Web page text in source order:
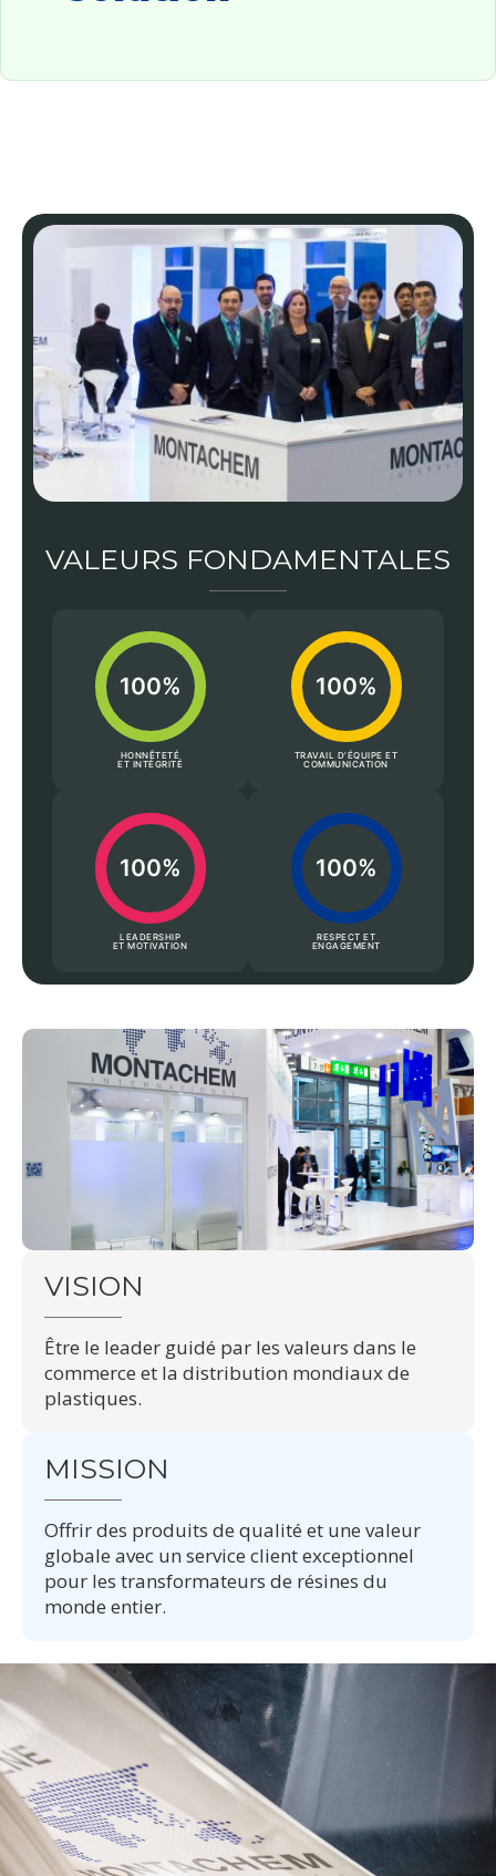
VALEURS FONDAMENTALES
100%
HONNÊTETÉ
ET INTÉGRITÉ
100%
TRAVAIL D’ÉQUIPE ET
COMMUNICATION
100%
LEADERSHIP
ET MOTIVATION
100%
RESPECT ET
ENGAGEMENT
VISION
Être le leader guidé par les valeurs dans le
commerce et la distribution mondiaux de
plastiques.
MISSION
Offrir des produits de qualité et une valeur
globale avec un service client exceptionnel
pour les transformateurs de résines du
monde entier.